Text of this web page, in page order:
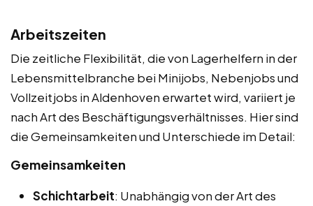
Arbeitszeiten
Die zeitliche Flexibilität, die von Lagerhelfern in der
Lebensmittelbranche bei Minijobs, Nebenjobs und
Vollzeitjobs in Aldenhoven erwartet wird, variiert je
nach Art des Beschäftigungsverhältnisses. Hier sind
die Gemeinsamkeiten und Unterschiede im Detail:
Gemeinsamkeiten
Schichtarbeit: Unabhängig von der Art des